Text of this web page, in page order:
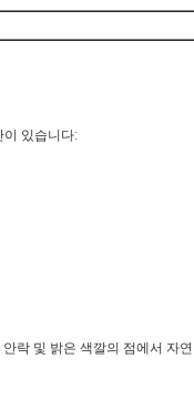
있습니다:
락 및 밝은 색깔의 점에서 자